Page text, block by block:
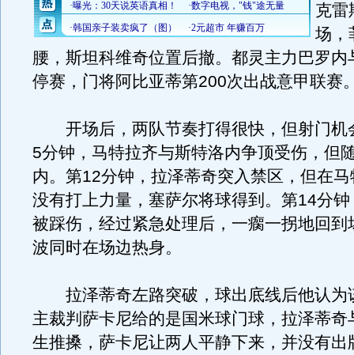
克雷
场，
腰，斯坦科维奇位置后撤。都灵主力巴罗内
停赛，门将阿比亚蒂第200次出战意甲联赛
开场后，两队节奏打得很快，但射门机
5分钟，马特拉齐与斯特洛内争顶受伤，但
内。第12分钟，拉泽蒂奇突入禁区，但在
没有打上力量，塞萨尔将球得到。第14分
被踩伤，经过紧急处理后，一瘸一拐地回到
波同时在场边热身。
拉泽蒂奇左路突破，球出底线后他认为
主裁判萨卡尼给的是国米球门球，拉泽蒂奇
生推搡，萨卡尼让两人平静下来，并没有出